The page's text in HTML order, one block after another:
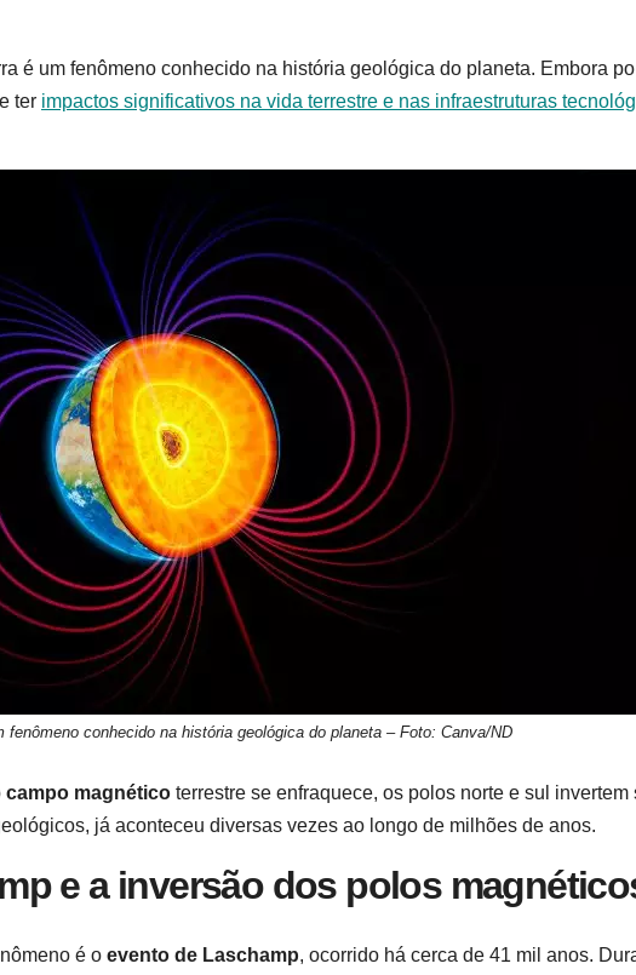
é um fenômeno conhecido na história geológica do planeta. Embora
ter impactos significativos na vida terrestre e nas infraestruturas
conhecido na história geológica do planeta – Foto: Canva/ND
campo magnético terrestre se enfraquece, os polos norte e sul invertem
já aconteceu diversas vezes ao longo de milhões de anos.
e a inversão dos polos
é o evento de Laschamp, ocorrido há cerca de 41 mil anos.